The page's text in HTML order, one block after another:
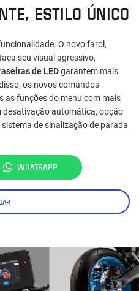
ESTILO ÚNICO
O novo farol,
seu visual agressivo,
de LEDgarantem mais
os novos comandos
as funções do menu com mais
desativação automática, opção
de sinalização de parada
WHATSAPP